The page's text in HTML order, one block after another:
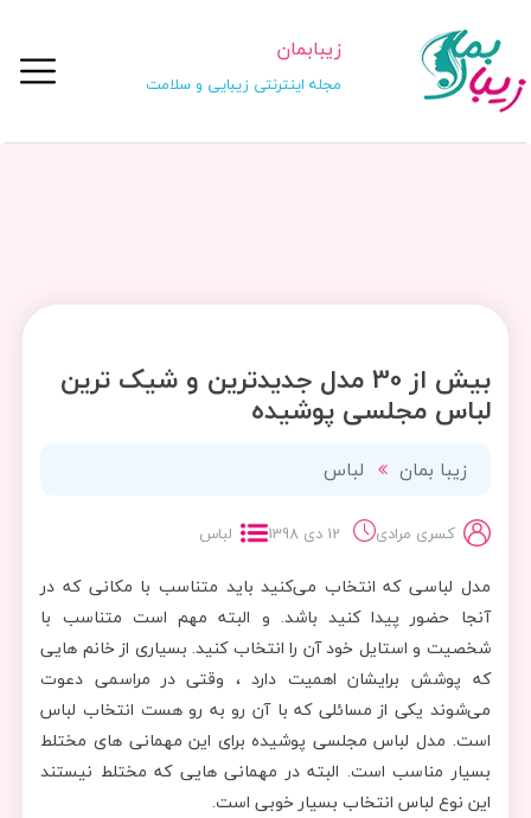
زیبابمان
مجله اینترنتی زیبایی و سلامت
بیش از 30 مدل جدیدترین و شیک ترین
لباس مجلسی پوشیده
زیبا بمان لباس
کسری مرادی 12 دی 1398 لباس
مدل لباسی که انتخاب می‌کنید باید متناسب با مکانی که در
آنجا حضور پیدا کنید باشد. و البته مهم است متناسب با
شخصیت و استایل خود آن را انتخاب کنید. بسیاری از خانم هایی
که پوشش برایشان اهمیت دارد ، وقتی در مراسمی دعوت
می‌شوند یکی از مسائلی که با آن رو به رو هست انتخاب لباس
است. مدل لباس مجلسی پوشیده برای این مهمانی های مختلط
بسیار مناسب است. البته در مهمانی هایی که مختلط نیستند
این نوع لباس انتخاب بسیار خوبی است.